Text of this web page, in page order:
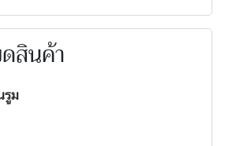
ดสินค้า
รูม